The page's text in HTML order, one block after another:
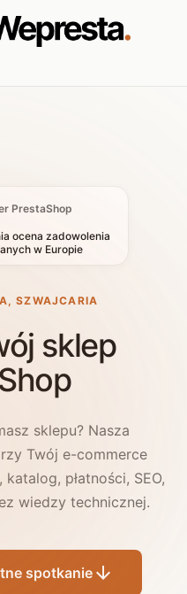
PrestaShop
ocena zadowolenia
w Europie
SZWAJCARIA
sklep
sklepu? Nasza
Twój e-commerce
płatności, SEO,
wiedzy technicznej.
spotkanie arrow_downward